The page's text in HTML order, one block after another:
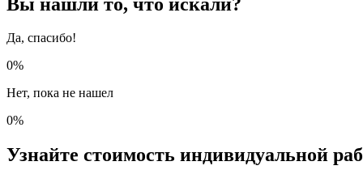
Да, спасибо!
0%
Нет, пока не нашел
0%
Узнайте стоимость индивидуальной